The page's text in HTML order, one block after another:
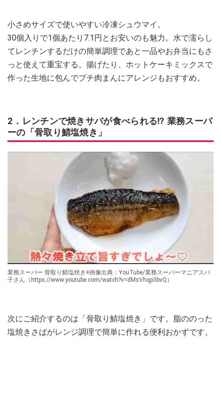
小さめサイズで使いやすい冷凍シュウマイ。
30個入りで1個あたり7.1円とお安いのも魅力。水で濡らし
てレンチンするだけの簡単調理であと一品やお弁当にもさ
っと使えて重宝する。揚げたり、ホットケーキミックスで
作った生地に包んでプチ肉まんにアレンジもおすすめ。
2．レンチンで焼きサバが食べられる⁉ 業務スーパ
ーの「骨取り鯖塩焼き」
業務スーパー 骨取り鯖塩焼き※画像出典：YouTube/業務スーパーマニアスパ
子さん（https://www.youtube.com/watch?v=dMsVhqp3bvQ）
次にご紹介するのは「骨取り鯖塩焼き」です。脂ののった
塩焼きさばがレンジ調理で簡単に作れる便利おかずです。